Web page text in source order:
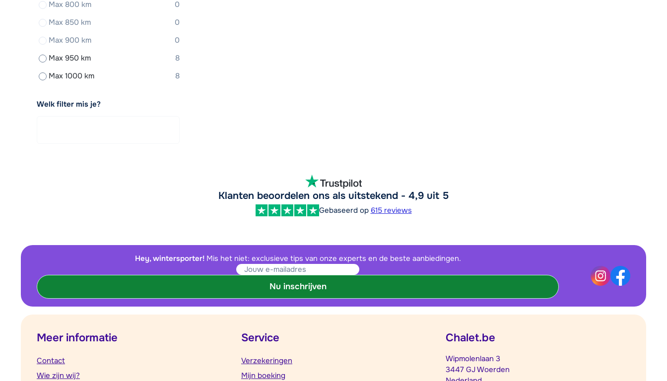
Max 800 km
0
Max 850 km
0
Max 900 km
0
Max 950 km
8
Max 1000 km
8
Welk filter mis je?
Klanten beoordelen ons als uitstekend - 4,9 uit 5
Gebaseerd op 615 reviews
Hey, wintersporter! Mis het niet: exclusieve tips van onze experts en de beste aanbiedingen.
Nu inschrijven
Meer informatie
Contact
Wie zijn wij?
Service
Verzekeringen
Mijn boeking
Chalet.be
Wipmolenlaan 3
3447 GJ Woerden